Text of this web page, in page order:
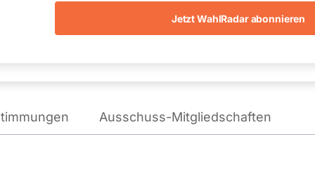
Jetzt WahlRadar abonnieren
WAHLKAMPFPOSITIONEN
Ausschuss-Mitgliedschaften